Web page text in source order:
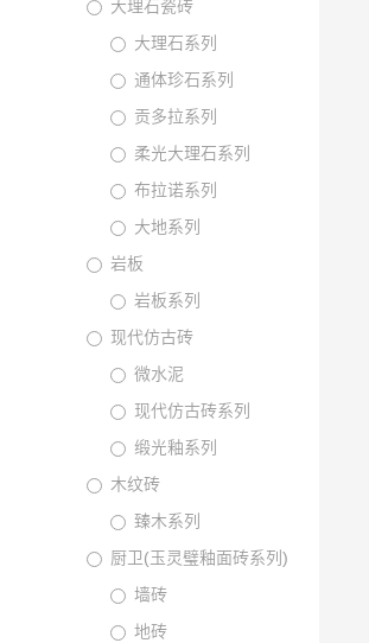
大理石瓷砖
大理石系列
通体珍石系列
贡多拉系列
柔光大理石系列
布拉诺系列
大地系列
岩板
岩板系列
现代仿古砖
微水泥
现代仿古砖系列
缎光釉系列
木纹砖
臻木系列
厨卫(玉灵璧釉面砖系列)
墙砖
地砖